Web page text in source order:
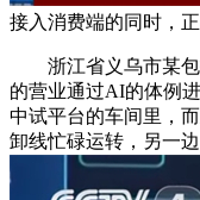
接入消费端的同时，正
浙江省义乌市某包
的营业通过AI的体例
中试平台的车间里，
卸线忙碌运转，另一